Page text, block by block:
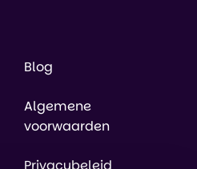
Blog
Algemene
voorwaarden